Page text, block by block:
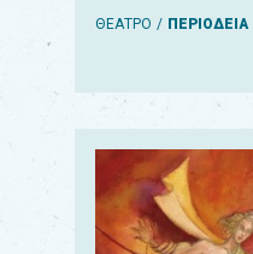
ΘΕΑΤΡΟ ΠΕΡΙΟΔΕΙΑ